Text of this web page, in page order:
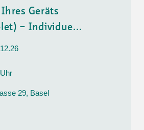
Geräts
– Individue...
29, Basel